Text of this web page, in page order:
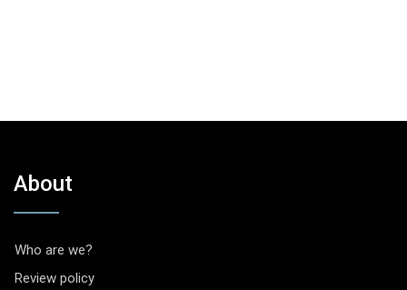
About
Who are we?
Review policy